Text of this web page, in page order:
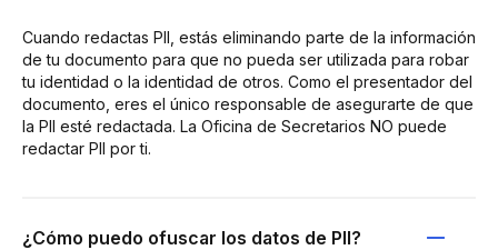
Cuando redactas PII, estás eliminando parte de la información
de tu documento para que no pueda ser utilizada para robar
tu identidad o la identidad de otros. Como el presentador del
documento, eres el único responsable de asegurarte de que
la PII esté redactada. La Oficina de Secretarios NO puede
redactar PII por ti.
¿Cómo puedo ofuscar los datos de PII?